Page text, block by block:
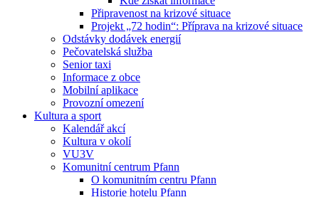
Připravenost na krizové situace
Projekt „72 hodin“: Příprava na krizové situace
Odstávky dodávek energií
Pečovatelská služba
Senior taxi
Informace z obce
Mobilní aplikace
Provozní omezení
Kultura a sport
Kalendář akcí
Kultura v okolí
VU3V
Komunitní centrum Pfann
O komunitním centru Pfann
Historie hotelu Pfann